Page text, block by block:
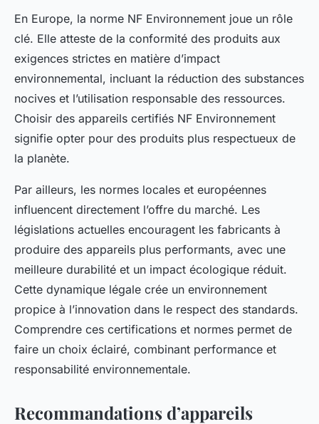
En Europe, la norme NF Environnement joue un rôle
clé. Elle atteste de la conformité des produits aux
exigences strictes en matière d’impact
environnemental, incluant la réduction des substances
nocives et l’utilisation responsable des ressources.
Choisir des appareils certifiés NF Environnement
signifie opter pour des produits plus respectueux de
la planète.
Par ailleurs, les normes locales et européennes
influencent directement l’offre du marché. Les
législations actuelles encouragent les fabricants à
produire des appareils plus performants, avec une
meilleure durabilité et un impact écologique réduit.
Cette dynamique légale crée un environnement
propice à l’innovation dans le respect des standards.
Comprendre ces certifications et normes permet de
faire un choix éclairé, combinant performance et
responsabilité environnementale.
Recommandations d’appareils